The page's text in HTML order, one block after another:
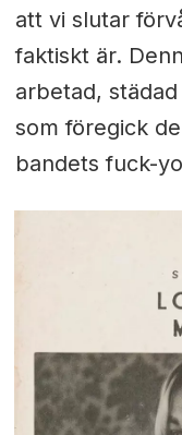
att vi slutar
faktiskt är.
arbetad,
som föregick
bandets fuck-